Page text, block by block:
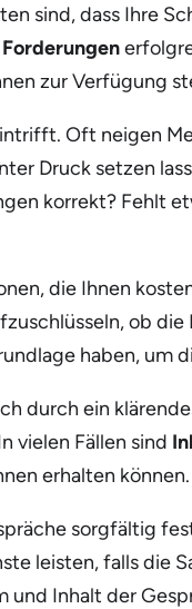
sind, dass Ihre
Forderungen
zur Verfügung
Oft neigen
Druck setzen
korrekt? Fehlt
die Ihnen
ob
haben, um
durch ein
vielen Fällen sind
erhalten können.
sorgfältig
leisten, falls die
und Inhalt der